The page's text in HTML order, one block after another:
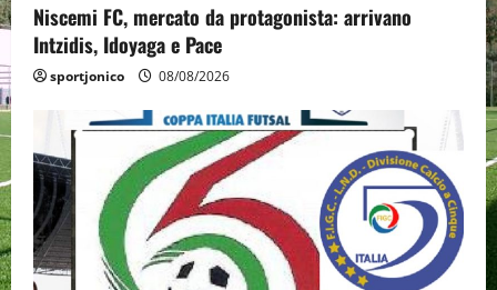
Niscemi FC, mercato da protagonista: arrivano
Intzidis, Idoyaga e Pace
sportjonico 08/08/2026